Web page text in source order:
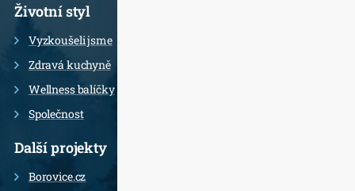
Životní styl
Vyzkoušeli jsme
Zdravá kuchyně
Wellness balíčky
Společnost
Další projekty
Borovice.cz